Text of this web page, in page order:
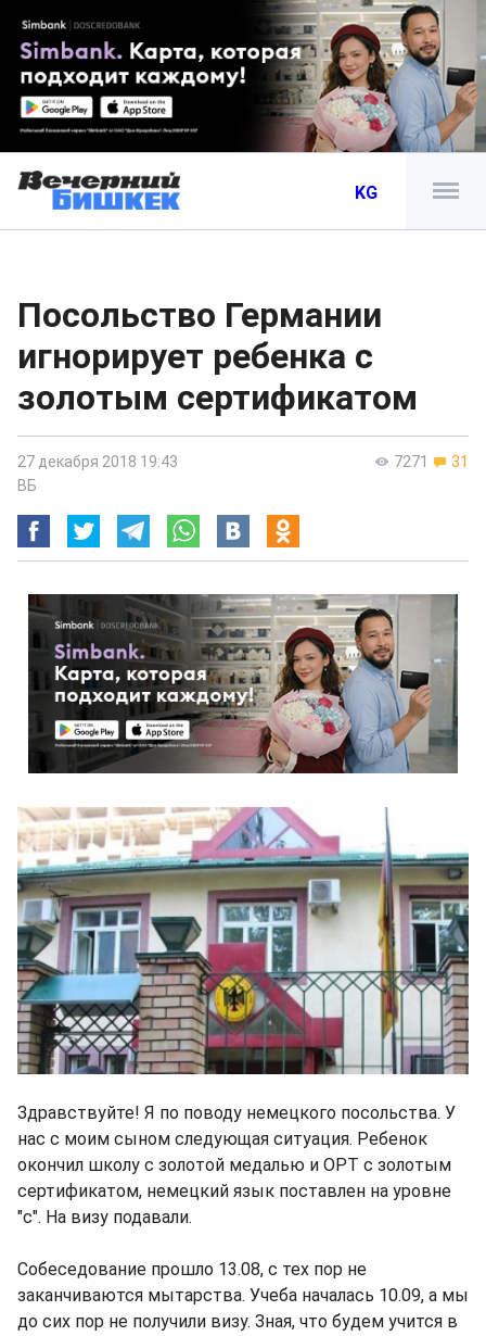
KG
Посольство Германии
игнорирует ребенка с
золотым сертификатом
7271 31
27 декабря 2018 19:43
ВБ
Здравствуйте! Я по поводу немецкого посольства. У
нас с моим сыном следующая ситуация. Ребенок
окончил школу с золотой медалью и ОРТ с золотым
сертификатом, немецкий язык поставлен на уровне
"с". На визу подавали.
Собеседование прошло 13.08, с тех пор не
заканчиваются мытарства. Учеба началась 10.09, а мы
до сих пор не получили визу. Зная, что будем учится в